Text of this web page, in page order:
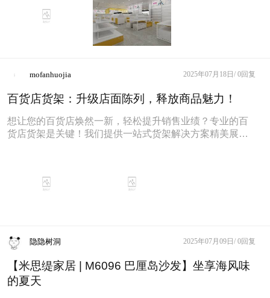
mofanhuojia 2025年07月18日/ 0回复
百货店货架：升级店面陈列，释放商品魅力！
想让您的百货店焕然一新，轻松提升销售业绩？专业的百
货店货架是关键！我们提供一站式货架解决方案精美展示
隐隐树洞 2025年07月09日/ 0回复
【米思缇家居 | M6096 巴厘岛沙发】坐享海风味
的夏天